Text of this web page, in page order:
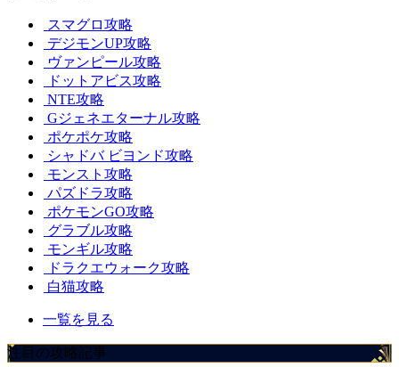
スマグロ攻略
デジモンUP攻略
ヴァンピール攻略
ドットアビス攻略
NTE攻略
Gジェネエターナル攻略
ポケポケ攻略
シャドバ ビヨンド攻略
モンスト攻略
パズドラ攻略
ポケモンGO攻略
グラブル攻略
モンギル攻略
ドラクエウォーク攻略
白猫攻略
一覧を見る
注目の攻略記事